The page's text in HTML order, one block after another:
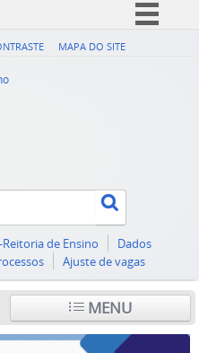
Simplifique!
Canais
MAPA DO SITE
de Ensino
Dados
Ajuste de vagas
MENU